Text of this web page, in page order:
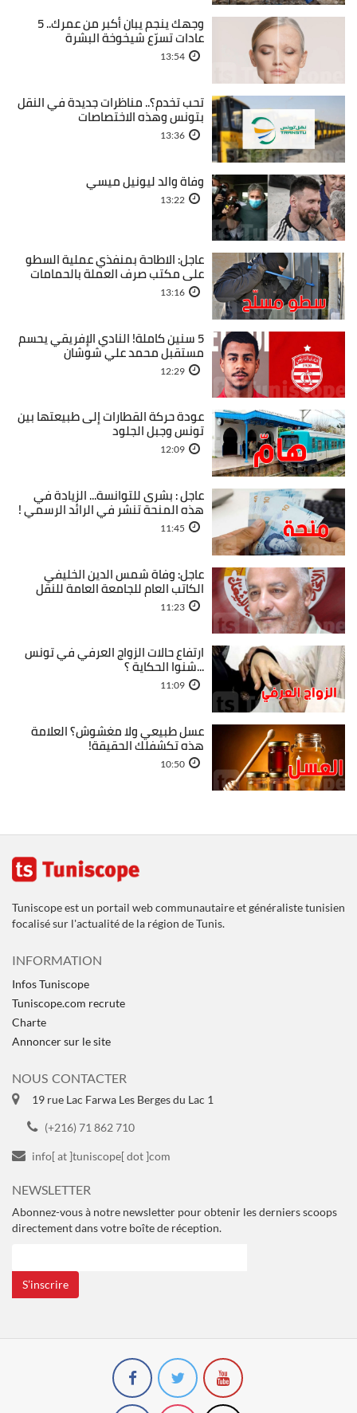
وجهك ينجم يبان أكبر من عمرك.. 5
عادات تسرّع شيخوخة البشرة
13:54
تحب تخدم؟.. مناظرات جديدة في النقل
بتونس وهذه الاختصاصات
13:36
وفاة والد ليونيل ميسي
13:22
عاجل: الاطاحة بمنفذي عملية السطو
على مكتب صرف العملة بالحمامات
13:16
5 سنين كاملة! النادي الإفريقي يحسم
مستقبل محمد علي شوشان
12:29
عودة حركة القطارات إلى طبيعتها بين
تونس وجبل الجلود
12:09
عاجل : بشرى للتوانسة... الزيادة في
هذه المنحة تنشر في الرائد الرسمي !
11:45
عاجل: وفاة شمس الدين الخليفي
الكاتب العام للجامعة العامة للنقل
11:23
ارتفاع حالات الزواج العرفي في تونس
...شنوا الحكاية ؟
11:09
عسل طبيعي ولا مغشوش؟ العلامة
هذه تكشفلك الحقيقة!
10:50
Tuniscope est un portail web communautaire et généraliste tunisien
focalisé sur l'actualité de la région de Tunis.
INFORMATION
Infos Tuniscope
Tuniscope.com recrute
Charte
Annoncer sur le site
NOUS CONTACTER
19 rue Lac Farwa Les Berges du Lac 1
(+216) 71 862 710
info[ at ]tuniscope[ dot ]com
NEWSLETTER
Abonnez-vous à notre newsletter pour obtenir les derniers scoops
directement dans votre boîte de réception.
S’inscrire